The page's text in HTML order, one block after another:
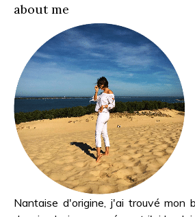
about me
Nantaise d'origine, j'ai trouvé mon